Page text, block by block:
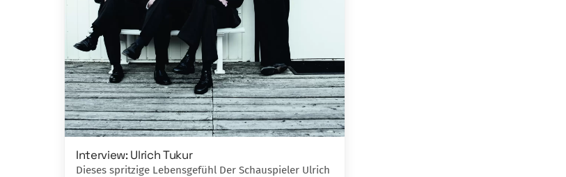
Interview: Ulrich Tukur
Dieses spritzige Lebensgefühl Der Schauspieler Ulrich